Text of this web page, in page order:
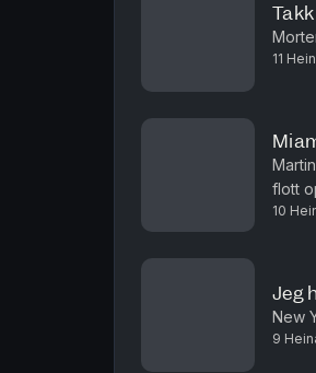
11
flott
10
Jeg
New
9